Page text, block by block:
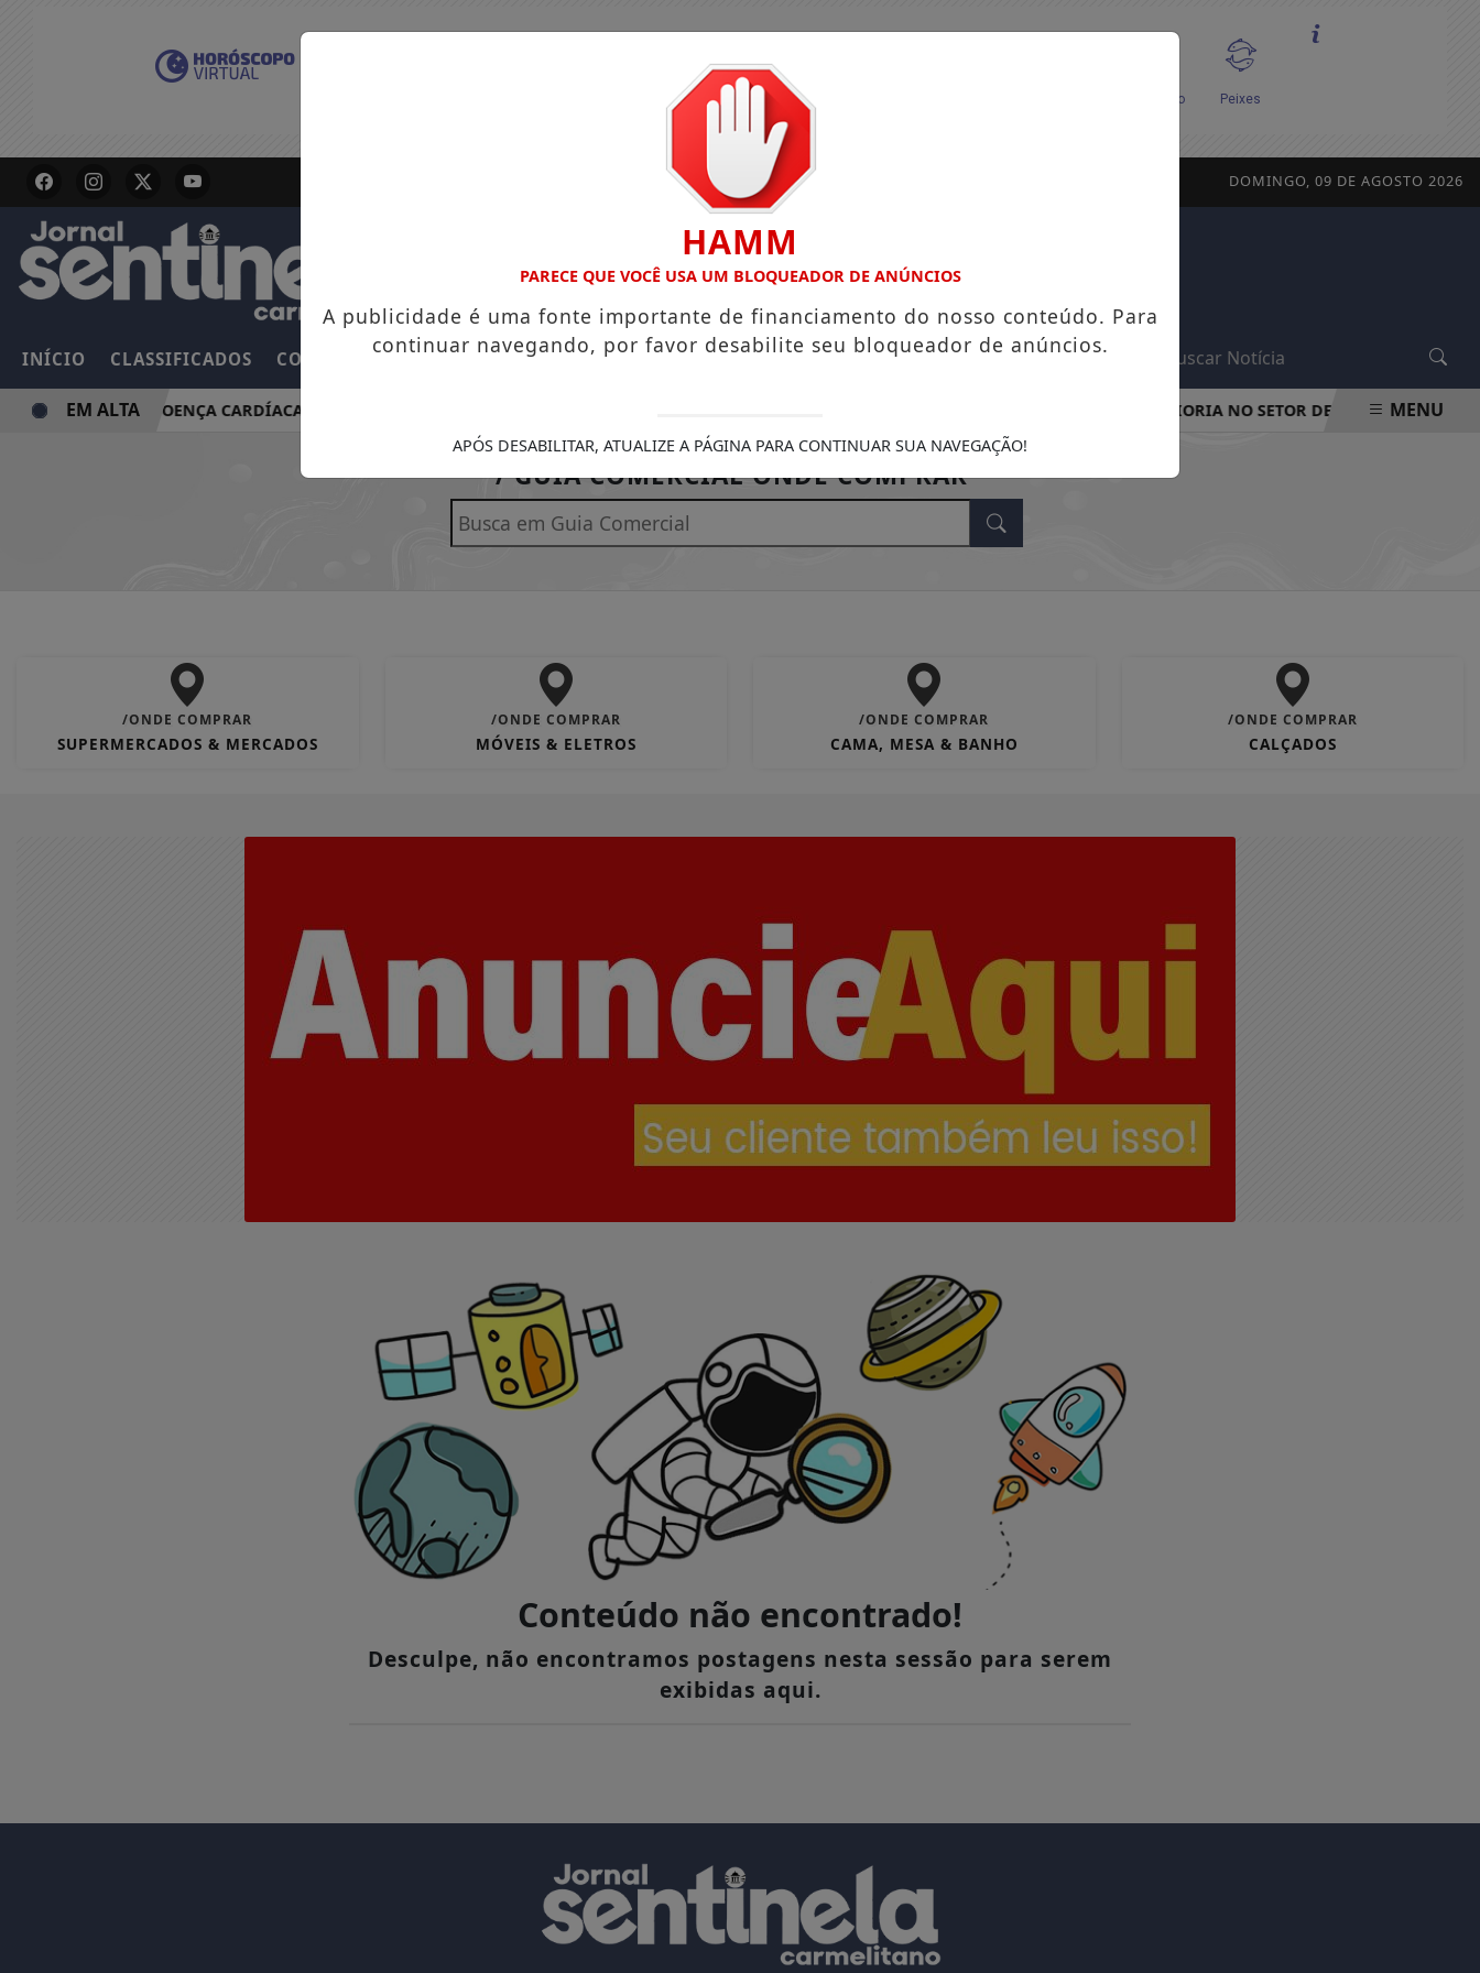
DOMINGO, 09 DE AGOSTO 2026
INÍCIO CLASSIFICADOS COLUNAS EMPREGOS GUIA COMERCIAL EDIÇÕES NOTÍCIAS FUTEBOL
RISCO DE DOENÇA CARDÍACA NA MÃE MULHERES SÃO MAIORIA NO SETOR DE SEGUROS, MAS
EM ALTA MENU
/ GUIA COMERCIAL ONDE COMPRAR
/ONDE COMPRAR
SUPERMERCADOS & MERCADOS
/ONDE COMPRAR
MÓVEIS & ELETROS
/ONDE COMPRAR
CAMA, MESA & BANHO
/ONDE COMPRAR
CALÇADOS
Conteúdo não encontrado!
Desculpe, não encontramos postagens nesta sessão para serem
exibidas aqui.
HAMM
PARECE QUE VOCÊ USA UM BLOQUEADOR DE ANÚNCIOS
A publicidade é uma fonte importante de financiamento do nosso conteúdo. Para
continuar navegando, por favor desabilite seu bloqueador de anúncios.
APÓS DESABILITAR, ATUALIZE A PÁGINA PARA CONTINUAR SUA NAVEGAÇÃO!